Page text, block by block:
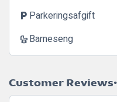
local_parking Parkeringsafgift
cribBarneseng
Customer Reviews